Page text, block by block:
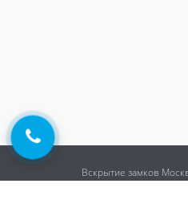
Вскрытие замков